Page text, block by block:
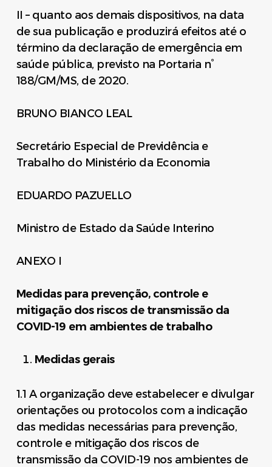
II – quanto aos demais dispositivos, na data
de sua publicação e produzirá efeitos até o
término da declaração de emergência em
saúde pública, previsto na Portaria n°
188/GM/MS, de 2020.
BRUNO BIANCO LEAL
Secretário Especial de Previdência e
Trabalho do Ministério da Economia
EDUARDO PAZUELLO
Ministro de Estado da Saúde Interino
ANEXO I
Medidas para prevenção, controle e
mitigação dos riscos de transmissão da
COVID-19 em ambientes de trabalho
Medidas gerais
1.1 A organização deve estabelecer e divulgar
orientações ou protocolos com a indicação
das medidas necessárias para prevenção,
controle e mitigação dos riscos de
transmissão da COVID-19 nos ambientes de